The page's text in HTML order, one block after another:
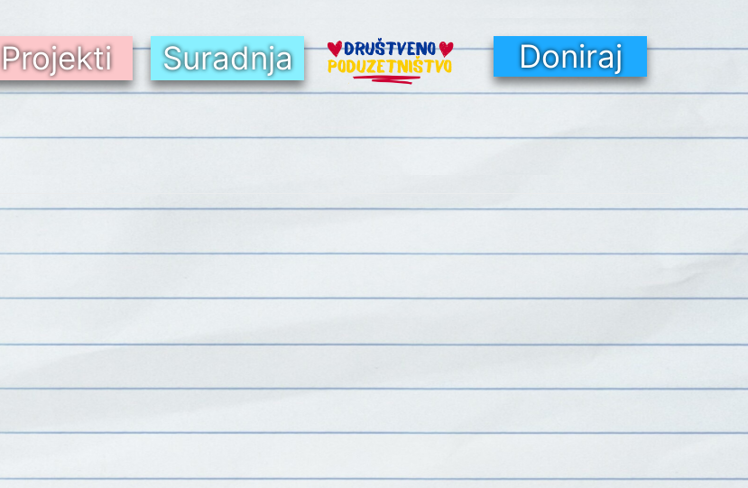
Projekti Suradnja Doniraj